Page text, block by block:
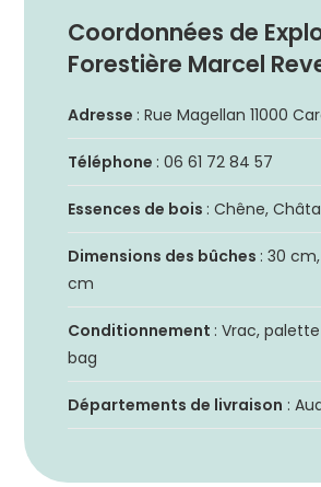
Coordonnées de
Forestière Marcel
Adresse : Rue Magellan 11000
Téléphone : 06 61 72 84 57
Essences de bois : Chêne,
Dimensions des bûches : 30
cm
Conditionnement : Vrac,
bag
Départements de livraison :